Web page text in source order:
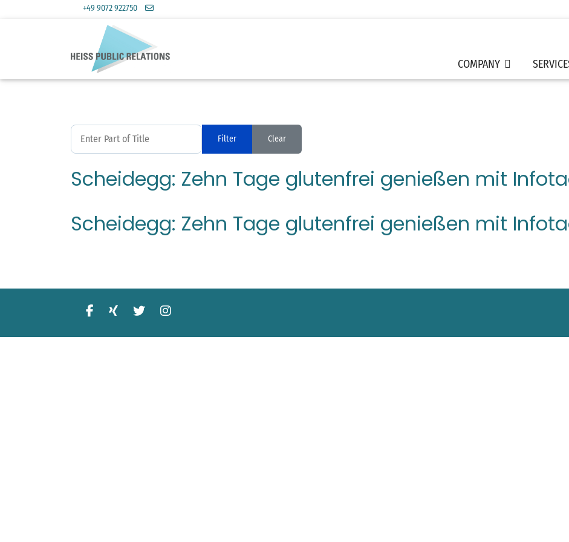
+49 9072 922750
COMPANY
Enter Part of Title
Filter Clear
Scheidegg: Zehn Tage glutenfrei genießen mit
Scheidegg: Zehn Tage glutenfrei genießen mit